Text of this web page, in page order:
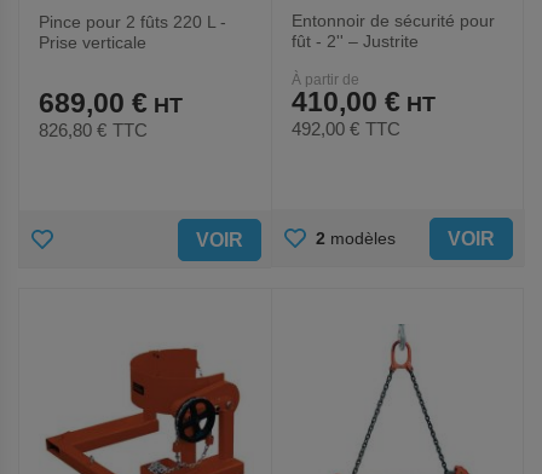
Pince pour 2 fûts 220 L -
Prise verticale
689,00 €
826,80 € TTC
AJOUTER VOIR
Entonnoir de sécurité pour
fût - 2'' – Justrite
À partir de
410,00 €
492,00 € TTC
AJOUTER
2 modèles VOIR